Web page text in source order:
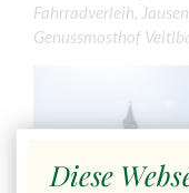
Fahrradverleih,
Genussmosthof
Diese